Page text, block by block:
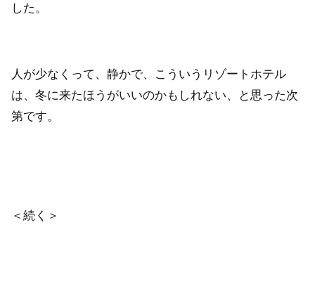
した。
人が少なくって、静かで、こういうリゾートホテル
は、冬に来たほうがいいのかもしれない、と思った次
第です。
＜続く＞